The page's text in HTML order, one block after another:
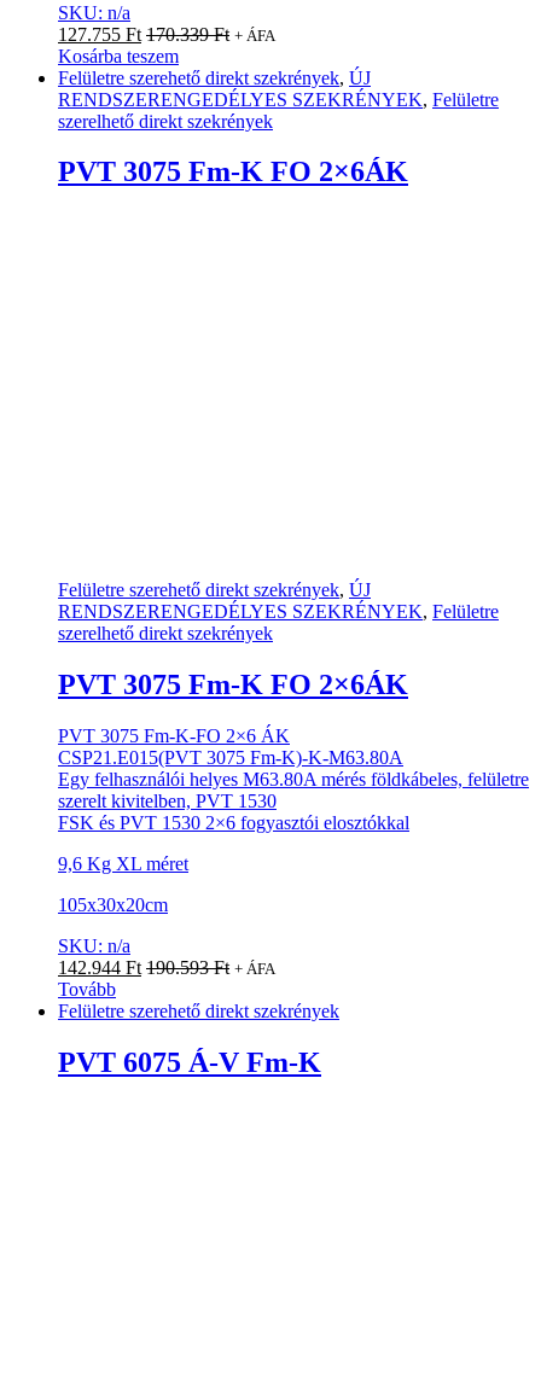
SKU: n/a
127.755 Ft 170.339Ft + ÁFA
Kosárba teszem
Felületre szerehető direkt szekrények, ÚJ
RENDSZERENGEDÉLYES SZEKRÉNYEK, Felületre
szerelhető direkt szekrények
PVT 3075 Fm-K FO 2×6ÁK
Felületre szerehető direkt szekrények, ÚJ
RENDSZERENGEDÉLYES SZEKRÉNYEK, Felületre
szerelhető direkt szekrények
PVT 3075 Fm-K FO 2×6ÁK
PVT 3075 Fm-K-FO 2×6 ÁK
CSP21.E015(PVT 3075 Fm-K)-K-M63.80A
Egy felhasználói helyes M63.80A mérés földkábeles, felületre
szerelt kivitelben, PVT 1530
FSK és PVT 1530 2×6 fogyasztói elosztókkal
9,6 Kg XL méret
105x30x20cm
SKU: n/a
142.944 Ft 190.593Ft + ÁFA
Tovább
Felületre szerehető direkt szekrények
PVT 6075 Á-V Fm-K